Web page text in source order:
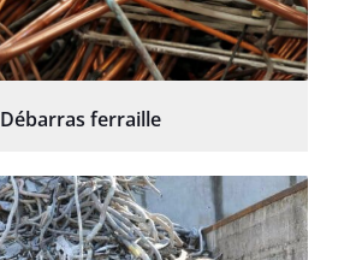
Débarras ferraille